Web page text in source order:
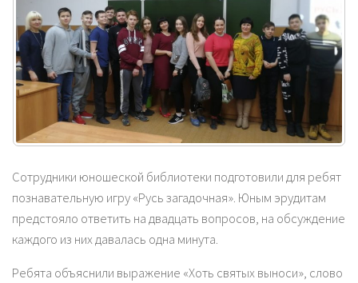
Сотрудники юношеской библиотеки подготовили для ребят
познавательную игру «Русь загадочная». Юным эрудитам
предстояло ответить на двадцать вопросов, на обсуждение
каждого из них давалась одна минута.
Ребята объяснили выражение «Хоть святых выноси», слово